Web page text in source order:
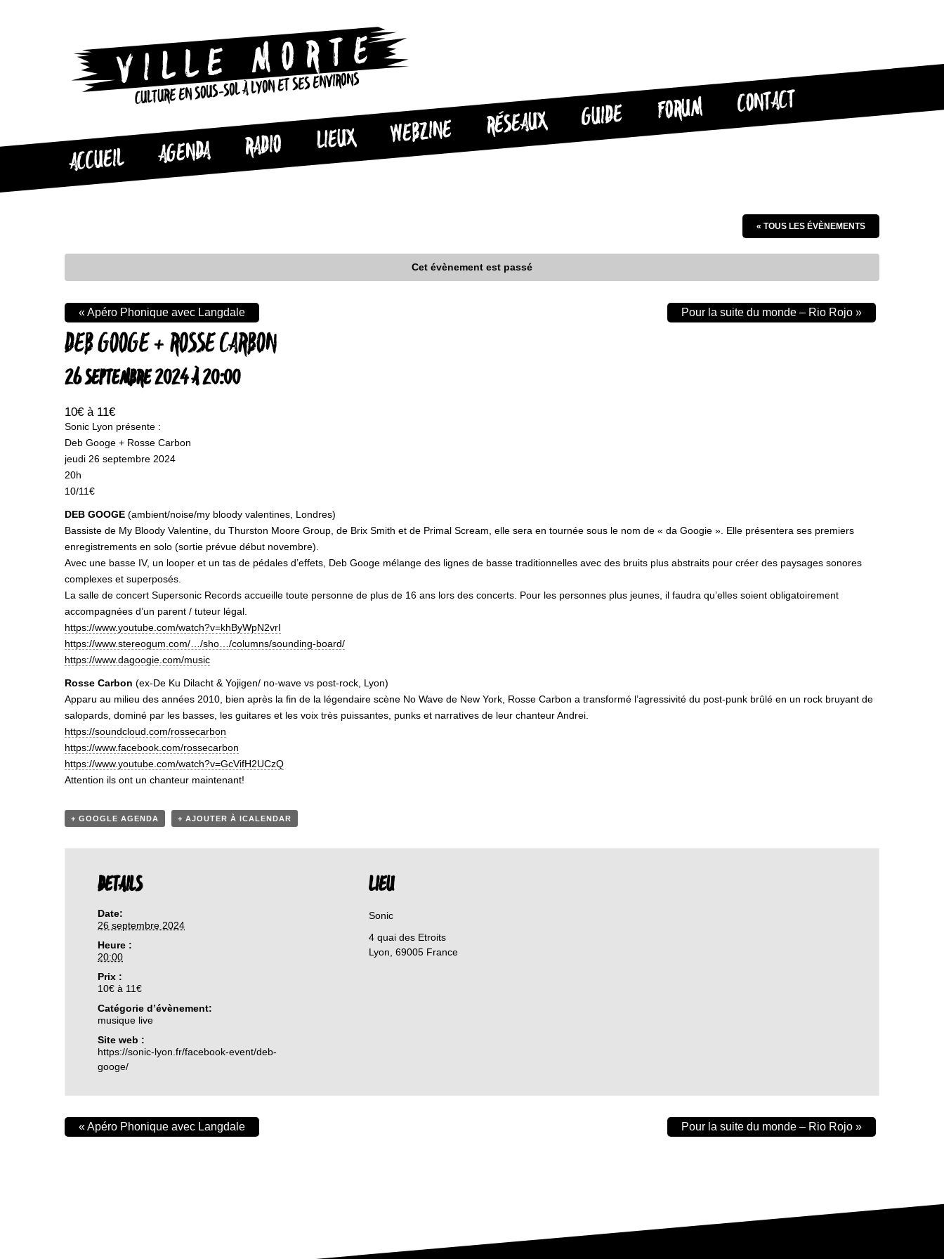
CULTURE EN SOUS-SOL À LYON ET SES ENVIRONS
ACCUEIL AGENDA RADIO LIEUX WEBZINE RÉSEAUX GUIDE FORUM CONTACT
« TOUS LES ÉVÈNEMENTS
Cet évènement est passé
DEB GOOGE + ROSSE CARBON
26 SEPTEMBRE 2024 À 20:00
10€ à 11€
«Apéro Phonique avec Langdale Pour la suite du monde – Rio Rojo »
Sonic Lyon présente :
Deb Googe + Rosse Carbon
jeudi 26 septembre 2024
20h
10/11€
DEB GOOGE (ambient/noise/my bloody valentines, Londres)
Bassiste de My Bloody Valentine, du Thurston Moore Group, de Brix Smith et de Primal Scream, elle sera en tournée sous le nom de « da Googie ». Elle présentera ses premiers
enregistrements en solo (sortie prévue début novembre).
Avec une basse IV, un looper et un tas de pédales d’effets, Deb Googe mélange des lignes de basse traditionnelles avec des bruits plus abstraits pour créer des paysages sonores
complexes et superposés.
La salle de concert Supersonic Records accueille toute personne de plus de 16 ans lors des concerts. Pour les personnes plus jeunes, il faudra qu’elles soient obligatoirement
accompagnées d’un parent / tuteur légal.​
https://www.youtube.com/watch?v=khByWpN2vrI
https://www.stereogum.com/…/sho…/columns/sounding-board/
https://www.dagoogie.com/music
Rosse Carbon (ex-De Ku Dilacht & Yojigen/ no-wave vs post-rock, Lyon)
Apparu au milieu des années 2010, bien après la fin de la légendaire scène No Wave de New York, Rosse Carbon a transformé l’agressivité du post-punk brûlé en un rock bruyant de
salopards, dominé par les basses, les guitares et les voix très puissantes, punks et narratives de leur chanteur Andrei.
https://soundcloud.com/rossecarbon
https://www.facebook.com/rossecarbon
https://www.youtube.com/watch?v=GcVifH2UCzQ
Attention ils ont un chanteur maintenant!
+ GOOGLE AGENDA + AJOUTER À ICALENDAR
DETAILS
Date:
26 septembre 2024
Heure :
20:00
Prix :
10€ à 11€
Catégorie d’évènement:
musique live
Site web :
https://sonic-lyon.fr/facebook-event/deb-
googe/
LIEU
Sonic
4 quai des Etroits
Lyon 69005 France
«Apéro Phonique avec Langdale Pour la suite du monde – Rio Rojo »